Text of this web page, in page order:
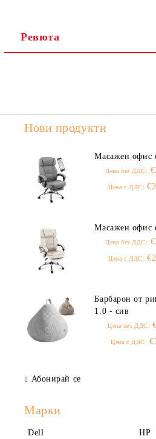
Ревюта
Нови продукти
Масажен офис
Цена без ДДС:
Цена с ДДС:
Масажен офис
Цена без ДДС:
Цена с ДДС:
Барбарон от
1.0 - сив
Цена без ДДС:
Цена с ДДС:
Абонирай се
Марки
Dell HP